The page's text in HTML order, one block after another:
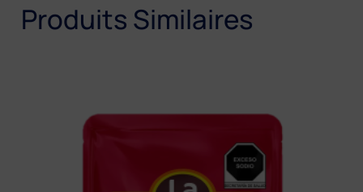
Produits Similaires